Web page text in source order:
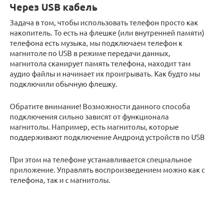
Через USB кабель
Задача в том, чтобы использовать телефон просто как
накопитель. То есть на флешке (или внутренней памяти)
телефона есть музыка, мы подключаем телефон к
магнитоле по USB в режиме передачи данных,
магнитола сканирует память телефона, находит там
аудио файлы и начинает их проигрывать. Как будто мы
подключили обычную флешку.
Обратите внимание! Возможности данного способа
подключения сильно зависят от функционала
магнитолы. Например, есть магнитолы, которые
поддерживают подключение Андроид устройств по USB
При этом на телефоне устанавливается специальное
приложение. Управлять воспроизведением можно как с
телефона, так и с магнитолы.